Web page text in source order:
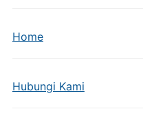
Home
Hubungi Kami